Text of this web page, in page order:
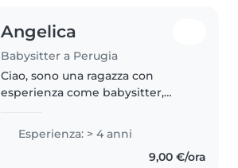
Angelica
Babysitter a Perugia
Ciao, sono una ragazza con
esperienza come babysitter,
infinita curiosità, mi piace
giocare ed aiutarli a fare i loro
compiti. Sono molto premurosa..
Esperienza: > 4 anni
9,00 €/ora